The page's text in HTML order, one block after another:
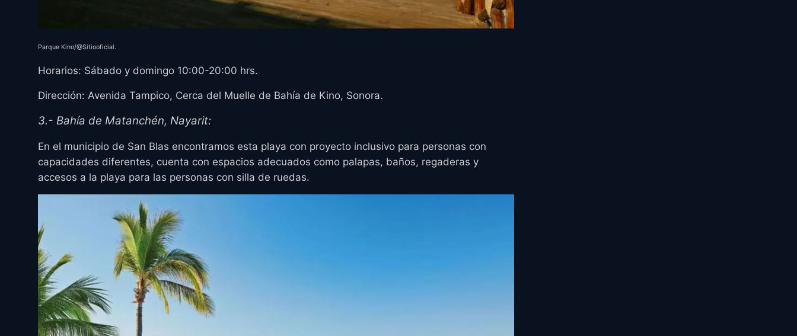
Parque Kino/@Sitiooficial.
Horarios: Sábado y domingo 10:00-20:00 hrs.
Dirección: Avenida Tampico, Cerca del Muelle de Bahía de Kino, Sonora.
3.- Bahía de Matanchén, Nayarit:
En el municipio de San Blas encontramos esta playa con proyecto inclusivo para personas con
capacidades diferentes, cuenta con espacios adecuados como palapas, baños, regaderas y
accesos a la playa para las personas con silla de ruedas.